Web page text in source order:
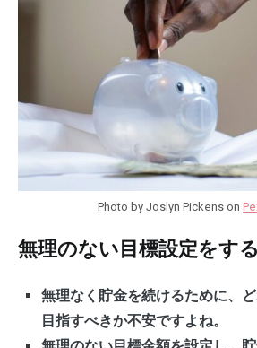
Photo by Joslyn Pickens on
無理のない目標設定をする
無理なく貯金を続けるために、
目指すべきか不安ですよね。